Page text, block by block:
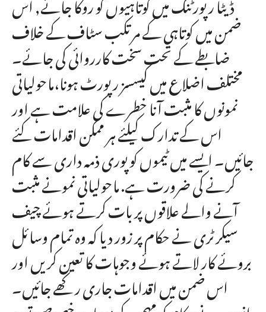
ضمن میں کوتاہی کے مرتکب سٹاف کے خلاف
ضابطے کے تحت سخت کارروائی کی جائے۔
مختلف اضلاع میں کیسسز رپورٹ ہونا،ماحولیاتی
نمونوں کا مثبت آنا خطرے کی علامت ہے اور
اس کے تدارک کیلئے ہر ممکن اقدامات کئے
جائیں۔ ایسے میں ٹیموں کو پوری ذمہ داری سے کام
کرنے کی ضرورت ہے. ماحولیاتی نمونے مثبت
آنے والے علاقوں پر بات کرتے ہوئے چیف
سیکرٹری نے حکام پر زور دیا کہ وہ تمام وسائل
بروئے کار لاتے ہوئے وجوہات کا تعین کریں اور
اس ضمن میں اقدامات جاری رکھے جائیں۔